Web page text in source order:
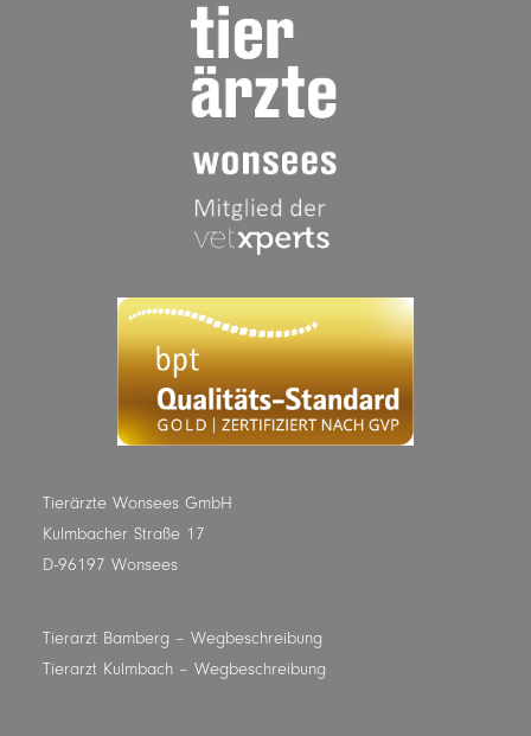
Tierärzte Wonsees GmbH
Kulmbacher Straße 17
D-96197 Wonsees
Tierarzt Bamberg – Wegbeschreibung
Tierarzt Kulmbach – Wegbeschreibung